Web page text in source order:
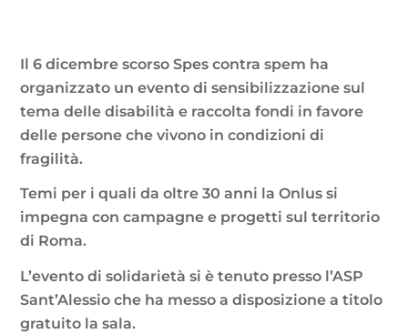
Il 6 dicembre scorso Spes contra spem ha
organizzato un evento di sensibilizzazione sul
tema delle disabilità e raccolta fondi in favore
delle persone che vivono in condizioni di
fragilità.
Temi per i quali da oltre 30 anni la Onlus si
impegna con campagne e progetti sul territorio
di Roma.
L’evento di solidarietà si è tenuto presso l’ASP
Sant’Alessio che ha messo a disposizione a titolo
gratuito la sala.